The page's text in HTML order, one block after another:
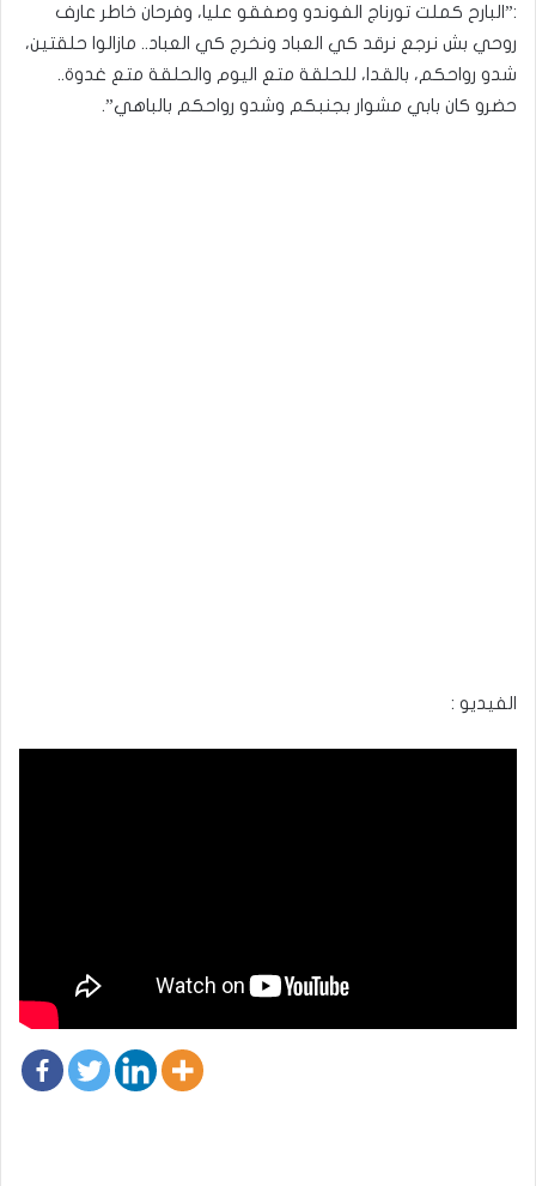
:”البارح كملت تورناج الفوندو وصفقو عليا، وفرحان خاطر عارف
روحي بش نرجع نرقد كي العباد ونخرج كي العباد.. مازالوا حلقتين،
شدو رواحكم، بالقدا، للحلقة متع اليوم والحلقة متع غدوة..
حضرو كان بابي مشوار بجنبكم وشدو رواحكم بالباهي”.
الفيديو :